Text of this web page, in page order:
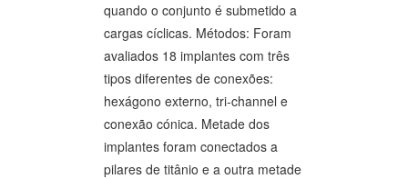
quando o conjunto é submetido a
cargas cíclicas. Métodos: Foram
avaliados 18 implantes com três
tipos diferentes de conexões:
hexágono externo, tri-channel e
conexão cónica. Metade dos
implantes foram conectados a
pilares de titânio e a outra metade